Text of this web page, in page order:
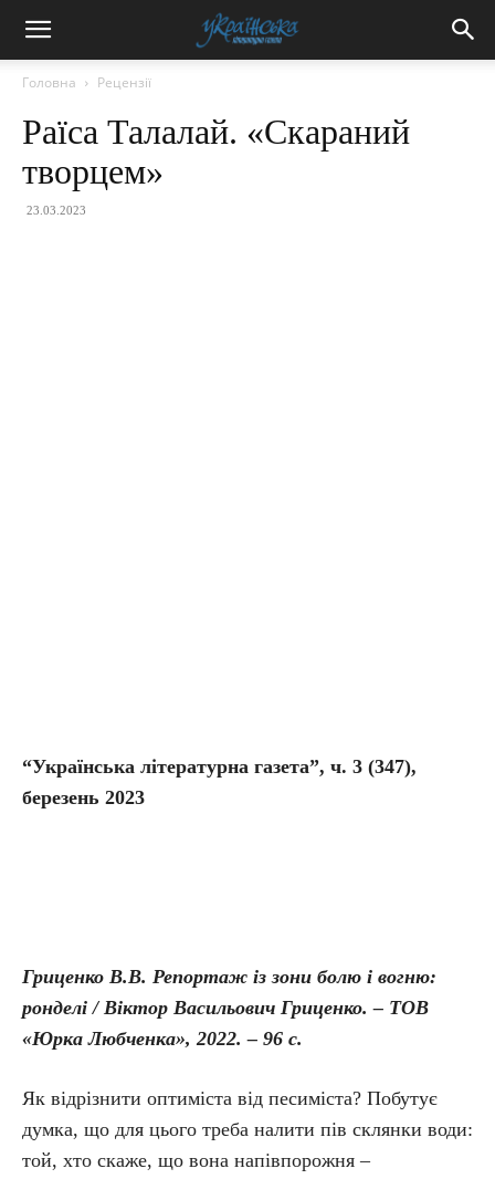
Головна Рецензії
Раїса Талалай. «Скараний
творцем»
23.03.2023
“Українська літературна газета”, ч. 3 (347),
березень 2023
Гриценко В.В. Репортаж із зони болю і вогню:
ронделі / Віктор Васильович Гриценко. – ТОВ
«Юрка Любченка», 2022. – 96 с.
Як відрізнити оптиміста від песиміста? Побутує
думка, що для цього треба налити пів склянки води:
той, хто скаже, що вона напівпорожня –